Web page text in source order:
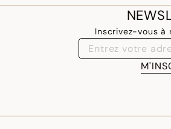
Inscrivez-vous à